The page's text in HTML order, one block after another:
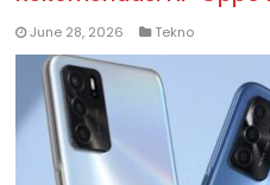
June 28, 2026 Tekno